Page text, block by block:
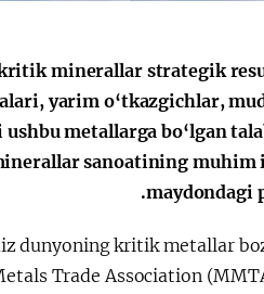
minerallar strategik
yarim o‘tkazgichlar,
metallarga bo‘lgan
sanoatining
maydondagi
dunyoning kritik metallar
Trade Association